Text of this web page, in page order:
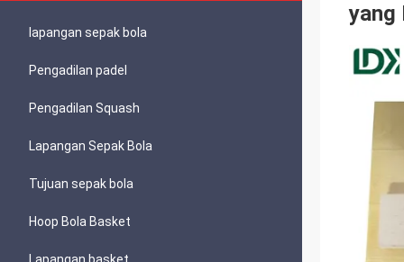
lapangan sepak bola
Pengadilan padel
Pengadilan Squash
Lapangan Sepak Bola
Tujuan sepak bola
Hoop Bola Basket
yang